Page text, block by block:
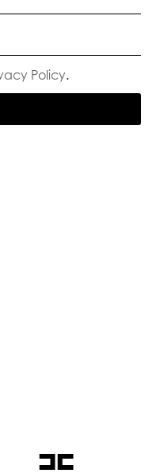
Policy.